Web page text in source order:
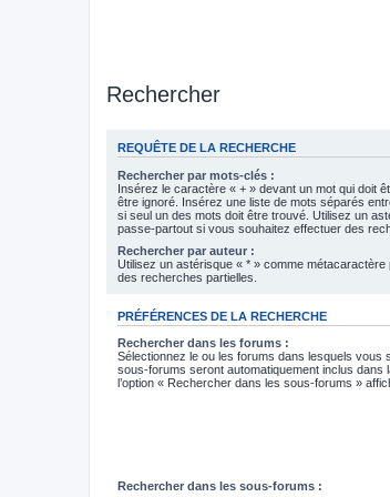
Rechercher
REQUÊTE DE LA RECHERCHE
Rechercher par mots-clés :
Insérez le caractère « + » devant un mot qui doit
être ignoré. Insérez une liste de mots séparés
si seul un des mots doit être trouvé. Utilisez un
passe-partout si vous souhaitez effectuer des
Rechercher par auteur :
Utilisez un astérisque « * » comme
des recherches partielles.
PRÉFÉRENCES DE LA RECHERCHE
Rechercher dans les forums :
Sélectionnez le ou les forums dans lesquels vous
sous-forums seront automatiquement inclus
l’option « Rechercher dans les sous-forums »
Rechercher dans les sous-forums :